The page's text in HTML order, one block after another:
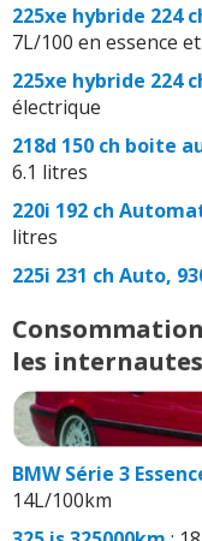
225xe hybride 224
7L/100 en essence
225xe hybride 224
électrique
218d 150 ch boite
6.1 litres
220i 192 ch
litres
225i 231 ch Auto,
les
BMW Série 3
14L/100km